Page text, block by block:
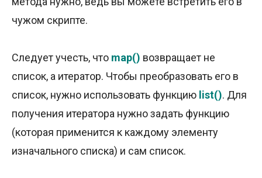
чужом скрипте.
Следует учесть, что map() возвращает не
список, а итератор. Чтобы преобразовать его в
список, нужно использовать функцию list(). Для
получения итератора нужно задать функцию
(которая применится к каждому элементу
изначального списка) и сам список.